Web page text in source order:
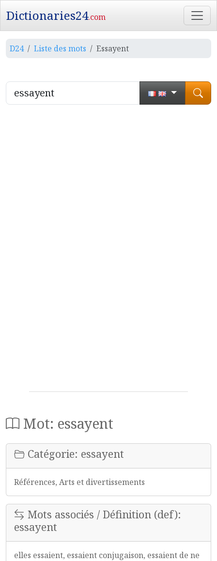
Dictionaries24.com
D24 Liste des mots Essayent
Mot: essayent
Catégorie: essayent
Références, Arts et divertissements
Mots associés / Définition (def):
essayent
elles essaient, essaient conjugaison, essaient de ne